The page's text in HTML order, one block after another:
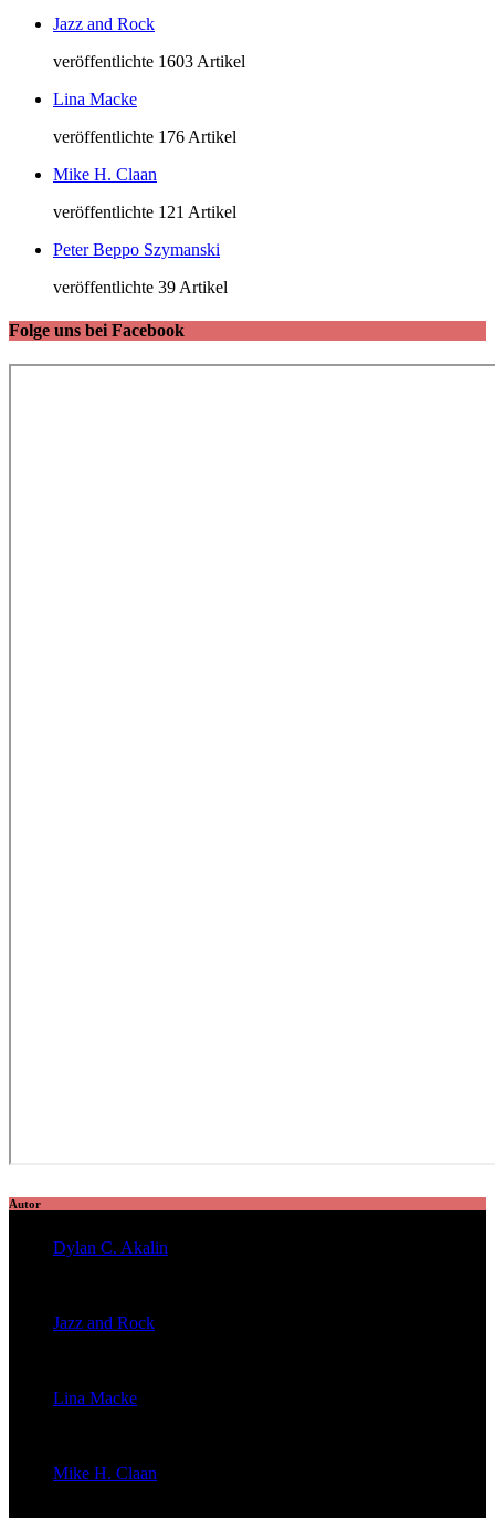
Jazz and Rock
veröffentlichte 1603 Artikel
Lina Macke
veröffentlichte 176 Artikel
Mike H. Claan
veröffentlichte 121 Artikel
Peter Beppo Szymanski
veröffentlichte 39 Artikel
Folge uns bei Facebook
Autor
Dylan C. Akalin
Jazz and Rock
Lina Macke
Mike H. Claan